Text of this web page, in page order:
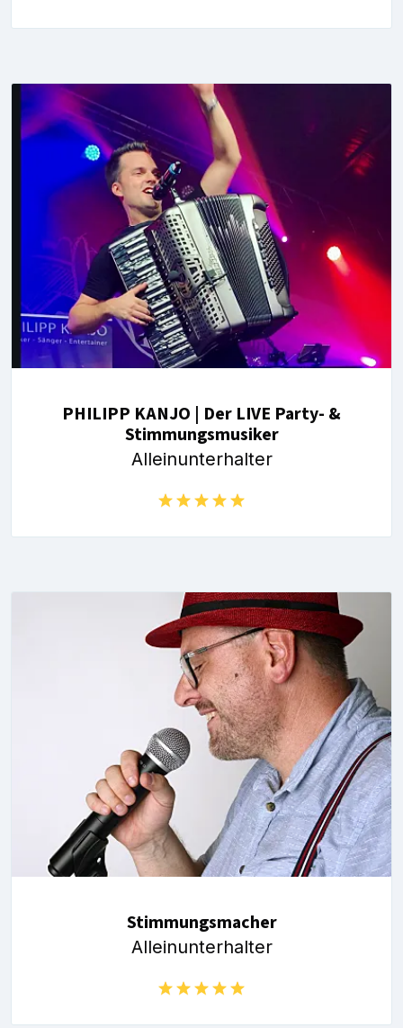
PHILIPP KANJO | Der LIVE Party- &
Stimmungsmusiker
Alleinunterhalter
Stimmungsmacher
Alleinunterhalter